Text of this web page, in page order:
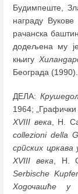
Будимпеште,
награду
рачанска
додељена му
књигу
Београда (1990).
ДЕЛА:
1964;
XVIII века, Н.
collezioni della
српских цркава
XVIII века, Н.
Serbische
Ходочашће у